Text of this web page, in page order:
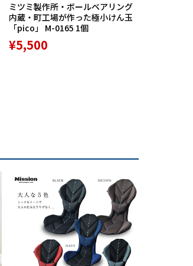
ミツミ製作所・ボールベアリング
内蔵・町工場が作った極小けん玉
「pico」 M-0165 1個
¥5,500